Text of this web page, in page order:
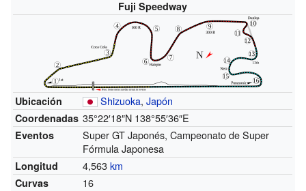
Fuji Speedway
Ubicación Shizuoka,Japón
Coordenadas 35°22′18″N 138°55′36″E
Eventos
Super GT Japonés, Campeonato de Super
Fórmula Japonesa
Longitud 4,563km
Curvas 16